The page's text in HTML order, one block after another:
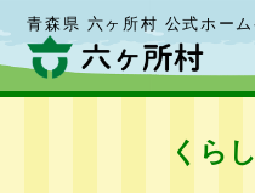
青森県 六ヶ所村 公式ホーム
くら